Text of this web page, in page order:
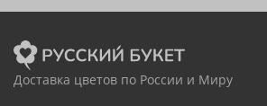
Доставка цветов по России и Миру